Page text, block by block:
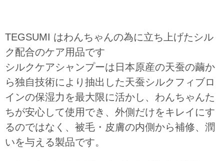
TEGSUMI はわんちゃんの為に立ち上げたシル
ク配合のケア用品です
シルクケアシャンプーは日本原産の天蚕の繭か
ら独自技術により抽出した天蚕シルクフィブロ
インの保湿力を最大限に活かし、わんちゃんた
ちが安心して使用でき、外側だけをキレイにす
るのではなく、被毛・皮膚の内側から補修、潤
いを与える製品です。